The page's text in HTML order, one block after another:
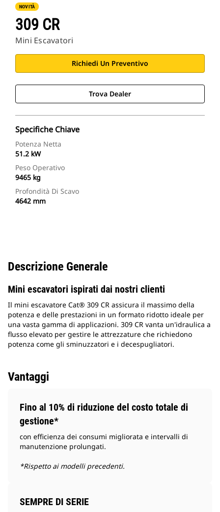
NOVITÀ
309 CR
Mini Escavatori
Richiedi Un Preventivo
Trova Dealer
Specifiche Chiave
Potenza Netta
51.2 kW
Peso Operativo
9465 kg
Profondità Di Scavo
4642 mm
Descrizione Generale
Mini escavatori ispirati dai nostri clienti
Il mini escavatore Cat® 309 CR assicura il massimo della
potenza e delle prestazioni in un formato ridotto ideale per
una vasta gamma di applicazioni. 309 CR vanta un'idraulica a
flusso elevato per gestire le attrezzature che richiedono
potenza come gli sminuzzatori e i decespugliatori.
Vantaggi
Fino al 10% di riduzione del costo totale di
gestione*
con efficienza dei consumi migliorata e intervalli di
manutenzione prolungati.
*Rispetto ai modelli precedenti.
SEMPRE DI SERIE